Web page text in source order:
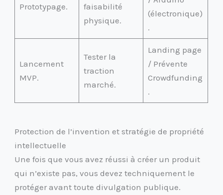
Prototypage.
faisabilité
physique.
(électronique)
.
Lancement
MVP.
Tester la
traction
marché.
Landing page
/ Prévente
Crowdfunding
.
Protection de l’invention et stratégie de propriété
intellectuelle
Une fois que vous avez réussi à créer un produit
qui n’existe pas, vous devez techniquement le
protéger avant toute divulgation publique.